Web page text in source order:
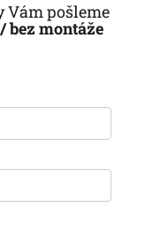
Vám pošleme
bez montáže